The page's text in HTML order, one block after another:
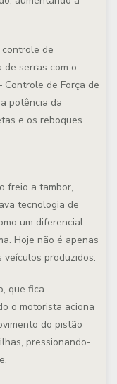
de
de serras com o
de Força de
potência da
e os reboques.
freio a tambor,
tecnologia de
um diferencial
Hoje não é apenas
produzidos.
que fica
o motorista aciona
do pistão
pressionando-